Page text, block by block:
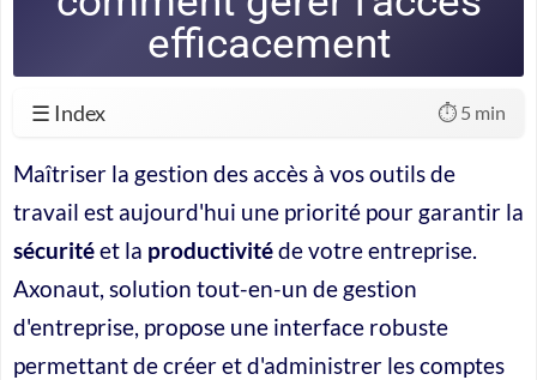
efficacement
☰ Index ⏱️ 5 min
Maîtriser la gestion des accès à vos outils de
travail est aujourd'hui une priorité pour garantir la
sécuritéet la productivitéde votre entreprise.
Axonaut, solution tout-en-un de gestion
d'entreprise, propose une interface robuste
permettant de créer et d'administrer les comptes